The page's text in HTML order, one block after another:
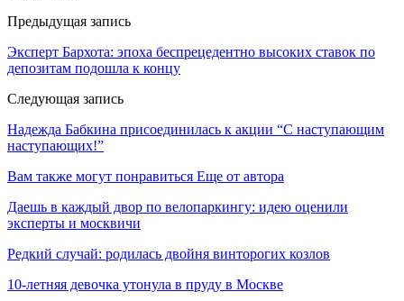
Предыдущая запись
Эксперт Бархота: эпоха беспрецедентно высоких ставок по
депозитам подошла к концу
Следующая запись
Надежда Бабкина присоединилась к акции “С наступающим
наступающих!”
Вам также могут понравиться Еще от автора
Даешь в каждый двор по велопаркингу: идею оценили
эксперты и москвичи
Редкий случай: родилась двойня винторогих козлов
10-летняя девочка утонула в пруду в Москве